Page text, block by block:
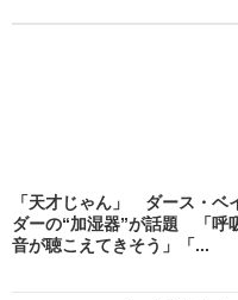
「天才じゃん」 ダース・ベ
ダーの“加湿器”が話題 「呼
音が聴こえてきそう」「...